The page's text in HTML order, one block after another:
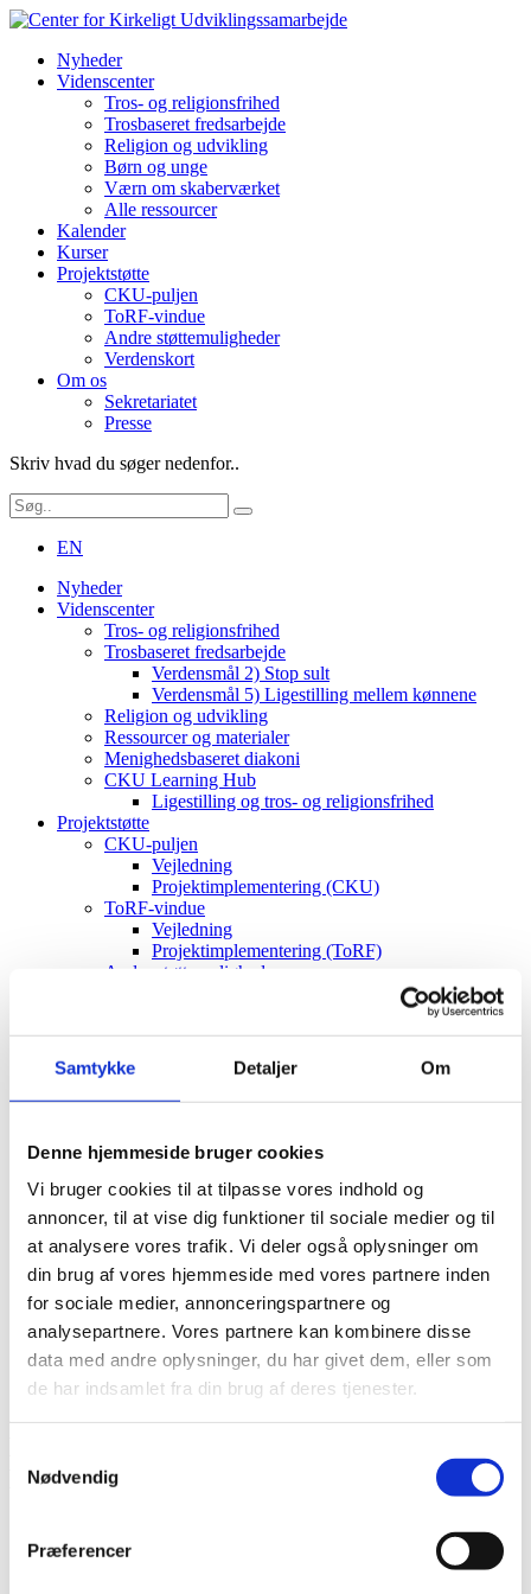
Samtykke Detaljer Om
Denne hjemmeside bruger cookies
Vi bruger cookies til at tilpasse vores indhold og
annoncer, til at vise dig funktioner til sociale medier og til
at analysere vores trafik. Vi deler også oplysninger om
din brug af vores hjemmeside med vores partnere inden
for sociale medier, annonceringspartnere og
analysepartnere. Vores partnere kan kombinere disse
data med andre oplysninger, du har givet dem, eller som
de har indsamlet fra din brug af deres tjenester.
Nødvendig
Præferencer
Nyheder
Videnscenter
Tros- og religionsfrihed
Trosbaseret fredsarbejde
Religion og udvikling
Børn og unge
Værn om skaberværket
Alle ressourcer
Kalender
Kurser
Projektstøtte
CKU-puljen
ToRF-vindue
Andre støttemuligheder
Verdenskort
Om os
Sekretariatet
Presse
Skriv hvad du søger nedenfor..
EN
Nyheder
Videnscenter
Tros- og religionsfrihed
Trosbaseret fredsarbejde
Verdensmål 2) Stop sult
Verdensmål 5) Ligestilling mellem kønnene
Religion og udvikling
Ressourcer og materialer
Menighedsbaseret diakoni
CKU Learning Hub
Ligestilling og tros- og religionsfrihed
Projektstøtte
CKU-puljen
Vejledning
Projektimplementering (CKU)
ToRF-vindue
Vejledning
Projektimplementering (ToRF)
Andre støttemuligheder
Om os
Værdier og vision
Det diakonale arbejde
Det kristne livssyn
Udviklingssyn
Hvordan arbejder vi?
Folkelig forankring
Organisation
Bestyrelse og Bevillingsudvalg
Økonomi
Medlemmer og partnere
Sekretariatet
Se flere kontaktoplysninger
Kalender
Kurser
Nyhedsbrev
Economic Progress, Empowerment and
Projektnummer